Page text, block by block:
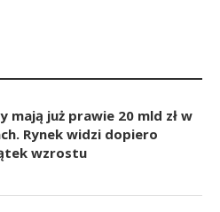
mają już prawie 20 mld zł w
Rynek widzi dopiero
wzrostu